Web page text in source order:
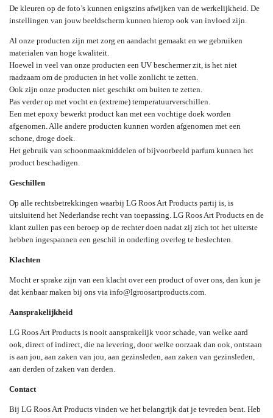
De kleuren op de foto’s kunnen enigszins afwijken van de werkelijkheid. De
instellingen van jouw beeldscherm kunnen hierop ook van invloed zijn.
Al onze producten zijn met zorg en aandacht gemaakt en we gebruiken
materialen van hoge kwaliteit.
Hoewel in veel van onze producten een UV beschermer zit, is het niet
raadzaam om de producten in het volle zonlicht te zetten.
Ook zijn onze producten niet geschikt om buiten te zetten.
Pas verder op met vocht en (extreme) temperatuurverschillen.
Een met epoxy bewerkt product kan met een vochtige doek worden
afgenomen. Alle andere producten kunnen worden afgenomen met een
schone, droge doek.
Het gebruik van schoonmaakmiddelen of bijvoorbeeld parfum kunnen het
product beschadigen.
Geschillen
Op alle rechtsbetrekkingen waarbij LG Roos Art Products partij is, is
uitsluitend het Nederlandse recht van toepassing. LG Roos Art Products en de
klant zullen pas een beroep op de rechter doen nadat zij zich tot het uiterste
hebben ingespannen een geschil in onderling overleg te beslechten.
Klachten
Mocht er sprake zijn van een klacht over een product of over ons, dan kun je
dat kenbaar maken bij ons via info@lgroosartproducts.com.
Aansprakelijkheid
LG Roos Art Products is nooit aansprakelijk voor schade, van welke aard
ook, direct of indirect, die na levering, door welke oorzaak dan ook, ontstaan
is aan jou, aan zaken van jou, aan gezinsleden, aan zaken van gezinsleden,
aan derden of zaken van derden.
Contact
Bij LG Roos Art Products vinden we het belangrijk dat je tevreden bent. Heb